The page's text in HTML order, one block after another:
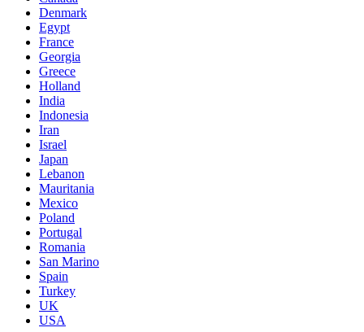
Denmark
Egypt
France
Georgia
Greece
Holland
India
Indonesia
Iran
Israel
Japan
Lebanon
Mauritania
Mexico
Poland
Portugal
Romania
San Marino
Spain
Turkey
UK
USA